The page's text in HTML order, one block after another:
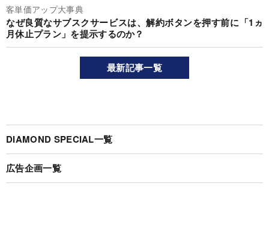
客単価アップ大事典
なぜ良質なサブスクサービスは、解約ボタンを押す前に「1ヵ
月休止プラン」を提示するのか？
最新記事一覧
DIAMOND SPECIAL一覧
広告企画一覧